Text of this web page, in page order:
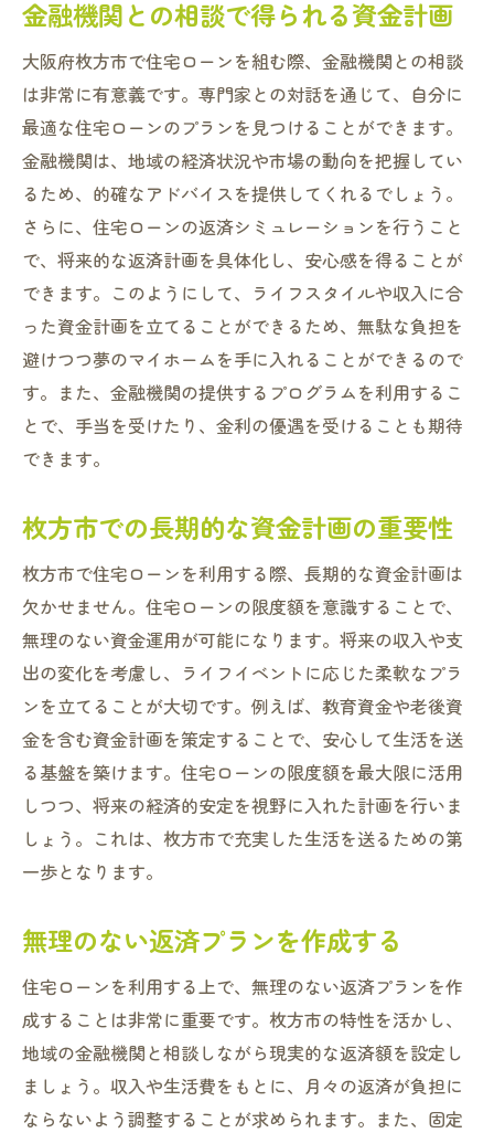
金融機関との相談で得られる資金計画
大阪府枚方市で住宅ローンを組む際、金融機関との相談
は非常に有意義です。専門家との対話を通じて、自分に
最適な住宅ローンのプランを見つけることができます。
金融機関は、地域の経済状況や市場の動向を把握してい
るため、的確なアドバイスを提供してくれるでしょう。
さらに、住宅ローンの返済シミュレーションを行うこと
で、将来的な返済計画を具体化し、安心感を得ることが
できます。このようにして、ライフスタイルや収入に合
った資金計画を立てることができるため、無駄な負担を
避けつつ夢のマイホームを手に入れることができるので
す。また、金融機関の提供するプログラムを利用するこ
とで、手当を受けたり、金利の優遇を受けることも期待
できます。
枚方市での長期的な資金計画の重要性
枚方市で住宅ローンを利用する際、長期的な資金計画は
欠かせません。住宅ローンの限度額を意識することで、
無理のない資金運用が可能になります。将来の収入や支
出の変化を考慮し、ライフイベントに応じた柔軟なプラ
ンを立てることが大切です。例えば、教育資金や老後資
金を含む資金計画を策定することで、安心して生活を送
る基盤を築けます。住宅ローンの限度額を最大限に活用
しつつ、将来の経済的安定を視野に入れた計画を行いま
しょう。これは、枚方市で充実した生活を送るための第
一歩となります。
無理のない返済プランを作成する
住宅ローンを利用する上で、無理のない返済プランを作
成することは非常に重要です。枚方市の特性を活かし、
地域の金融機関と相談しながら現実的な返済額を設定し
ましょう。収入や生活費をもとに、月々の返済が負担に
ならないよう調整することが求められます。また、固定